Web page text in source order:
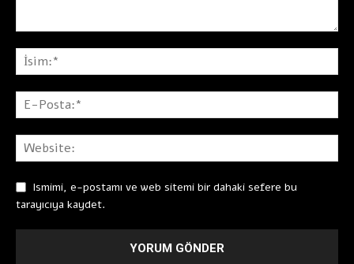
Ismimi, e-postamı ve web sitemi bir dahaki sefere bu
tarayıcıya kaydet.